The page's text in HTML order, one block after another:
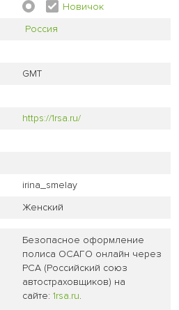
Новичок
Россия
GMT
https://1rsa.ru/
irina_smelay
Женский
Безопасное оформление
полиса ОСАГО онлайн через
РСА (Российский союз
автостраховщиков) на
сайте:1rsa.ru.